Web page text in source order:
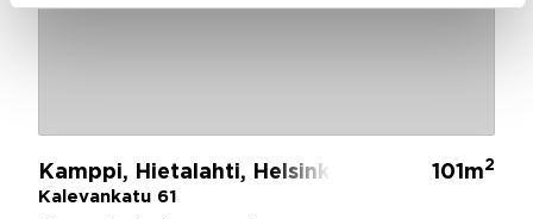
Kamppi, Hietalahti, Helsinki
Kalevankatu 61
101m2